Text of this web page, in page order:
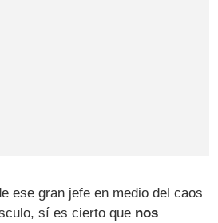
ese gran jefe en medio del caos
sí es cierto que nos